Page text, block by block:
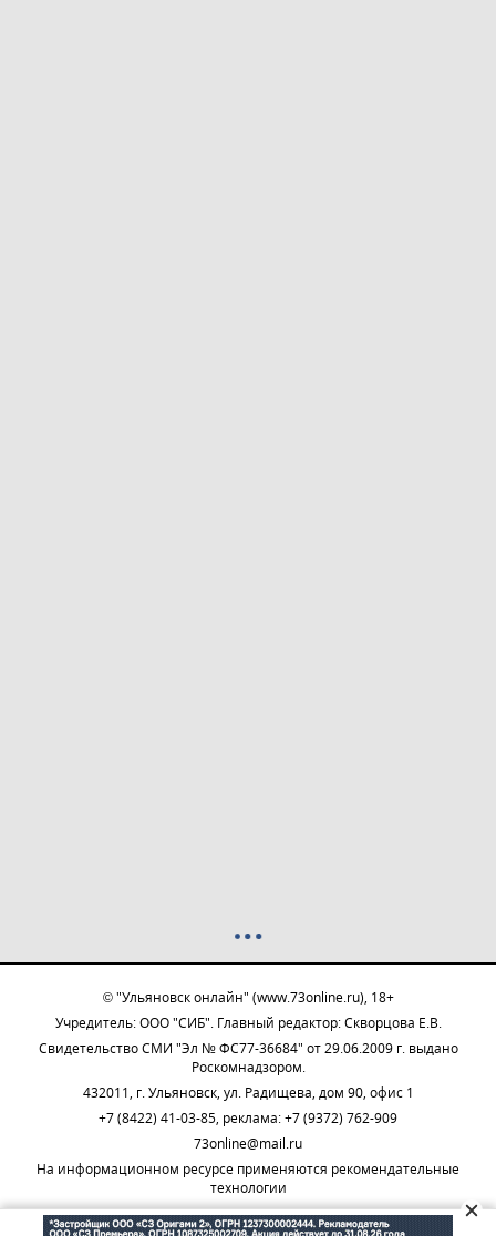
© "Ульяновск онлайн" (www.73online.ru), 18+
Учредитель: ООО "СИБ". Главный редактор: Скворцова Е.В.
Свидетельство СМИ "Эл № ФС77-36684" от 29.06.2009 г. выдано
Роскомнадзором.
432011, г. Ульяновск, ул. Радищева, дом 90, офис 1
+7 (8422) 41-03-85, реклама: +7 (9372) 762-909
73online@mail.ru
На информационном ресурсе применяются рекомендательные
технологии